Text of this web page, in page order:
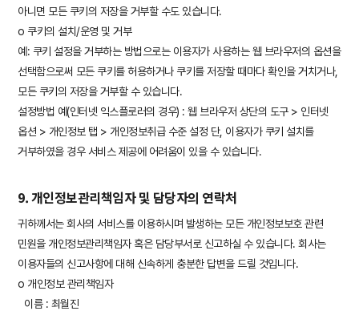
아니면 모든 쿠키의 저장을 거부할 수도 있습니다.
ο 쿠키의 설치/운영 및 거부
예: 쿠키 설정을 거부하는 방법으로는 이용자가 사용하는 웹 브라우저의 옵션을
선택함으로써 모든 쿠키를 허용하거나 쿠키를 저장할 때마다 확인을 거치거나,
모든 쿠키의 저장을 거부할 수 있습니다.
설정방법 예(인터넷 익스플로러의 경우) : 웹 브라우저 상단의 도구 > 인터넷
옵션 > 개인정보 탭 > 개인정보취급 수준 설정 단, 이용자가 쿠키 설치를
거부하였을 경우 서비스 제공에 어려움이 있을 수 있습니다.
9. 개인정보관리책임자 및 담당자의 연락처
귀하께서는 회사의 서비스를 이용하시며 발생하는 모든 개인정보보호 관련
민원을 개인정보관리책임자 혹은 담당부서로 신고하실 수 있습니다. 회사는
이용자들의 신고사항에 대해 신속하게 충분한 답변을 드릴 것입니다.
ο 개인정보 관리책임자
이름 : 최월진